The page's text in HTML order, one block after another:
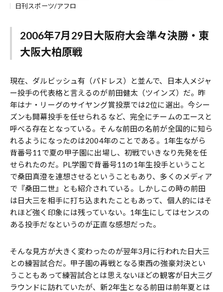
日刊スポーツ/アフロ
2006年7月29日大阪府大会準々決勝・東
大阪大柏原戦
現在、ダルビッシュ有（パドレス）と並んで、日本人メジャ
ー投手の代表格と言えるのが前田健太（ツインズ）だ。昨
年はナ・リーグのサイヤング賞投票では2位に選出。今シー
ズンも開幕投手を任せられるなど、完全にチームのエースと
呼べる存在となっている。そんな前田の名前が全国的に知ら
れるようになったのは2004年のことである。1年生ながら
背番号11で夏の甲子園に出場し、初戦でいきなり先発を任
せられたのだ。PL学園で背番号11の1年生投手ということ
で桑田真澄を連想させるということもあり、多くのメディア
で『桑田二世』とも紹介されている。しかしこの時の前田
は日大三を相手に打ち込まれたこともあって、個人的にはそ
れほど強く印象には残っていない。1年生にしてはセンスの
ある投手だなというのが正直な感想だった。
そんな見方が大きく変わったのが翌年3月に行われた日大三
との練習試合だ。甲子園の再戦となる東西の強豪対決とい
うこともあって練習試合とは思えないほどの観客が日大三グ
ラウンドに訪れていたが、新2年生となる前田は前年夏とは